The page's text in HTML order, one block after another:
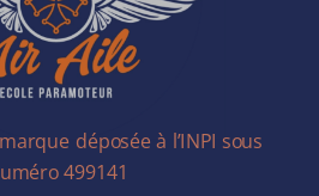
déposée à l’INPI sous
499141